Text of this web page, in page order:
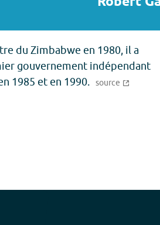
du Zimbabwe en 1980, il a
gouvernement indépendant
1985 et en 1990. source